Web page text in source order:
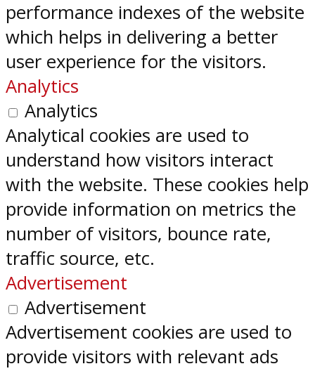
performance indexes of the website
which helps in delivering a better
user experience for the visitors.
Analytics
Analytics
Analytical cookies are used to
understand how visitors interact
with the website. These cookies help
provide information on metrics the
number of visitors, bounce rate,
traffic source, etc.
Advertisement
Advertisement
Advertisement cookies are used to
provide visitors with relevant ads